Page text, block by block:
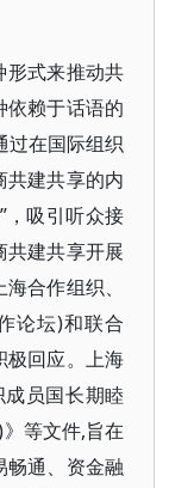
形式来推动共
依赖于话语的
过在国际组织
建共享的内
，吸引听众接
共建共享开展
合作组织、
论坛)和联合
极回应。上海
员国长期睦
等文件,旨在
畅通、资金融